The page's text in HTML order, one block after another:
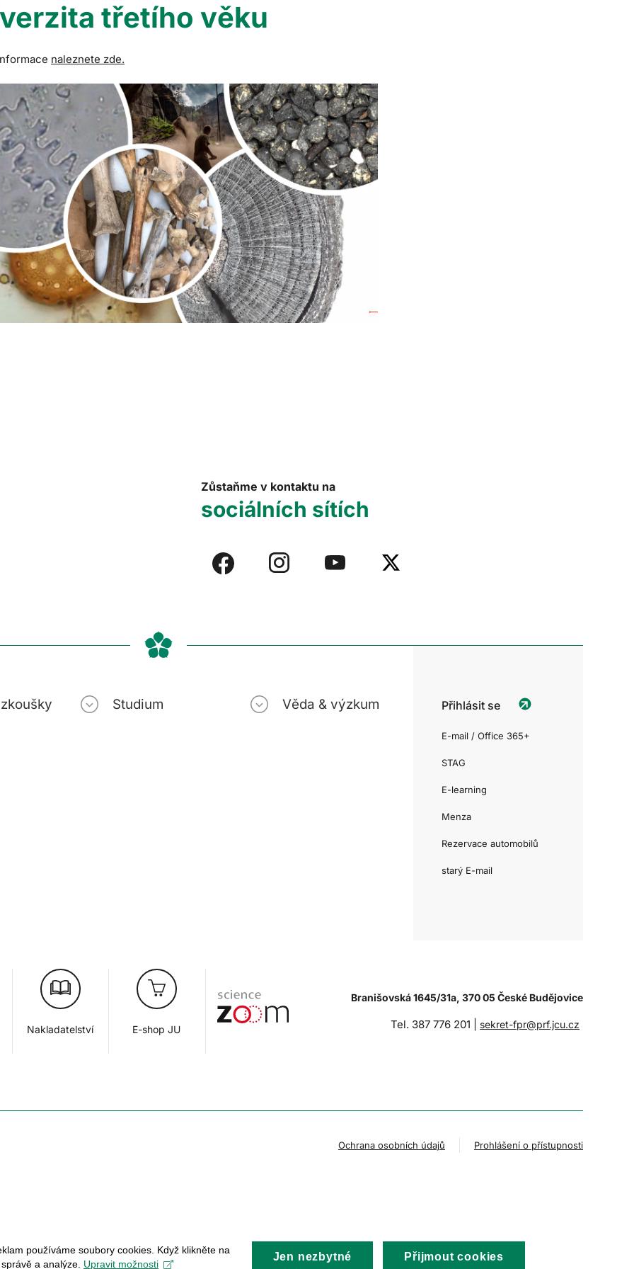
třetího věku
naleznete zde.
Zůstaňme v kontaktu na
sociálních sítích
Studium Věda & výzkum Přihlásit se
E-mail / Office 365+
STAG
E-learning
Menza
Rezervace automobilů
starý E-mail
Nakladatelství E-shop JU
Branišovská 1645/31a, 370 05 České Budějovice
Tel. 387 776 201 | sekret-fpr@prf.jcu.cz
Ochrana osobních údajů Prohlášení o přístupnosti
používáme soubory cookies. Když klikněte na
a analýze. Upravit možnosti
Jen nezbytné Přijmout cookies